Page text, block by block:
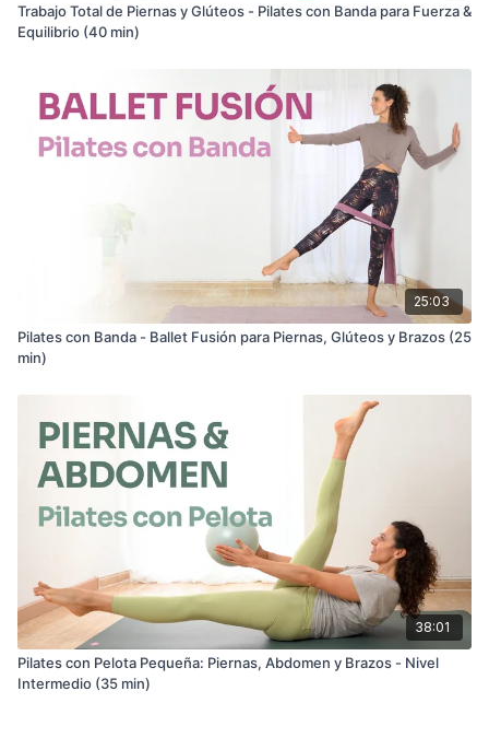
Trabajo Total de Piernas y Glúteos - Pilates con Banda para Fuerza &
Equilibrio (40 min)
25:03
Pilates con Banda - Ballet Fusión para Piernas, Glúteos y Brazos (25
min)
38:01
Pilates con Pelota Pequeña: Piernas, Abdomen y Brazos - Nivel
Intermedio (35 min)